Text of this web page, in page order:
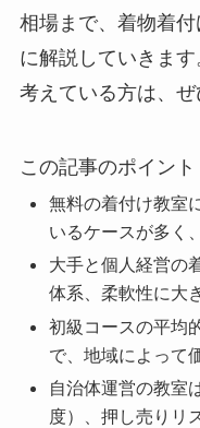
相場まで、着物着
に解説していきま
考えている方は、ぜ
この記事のポイント
無料の着付け教室
いるケースが多く
大手と個人経営の
体系、柔軟性に大
初級コースの平均
で、地域によって
自治体運営の教室
度）、押し売りリ